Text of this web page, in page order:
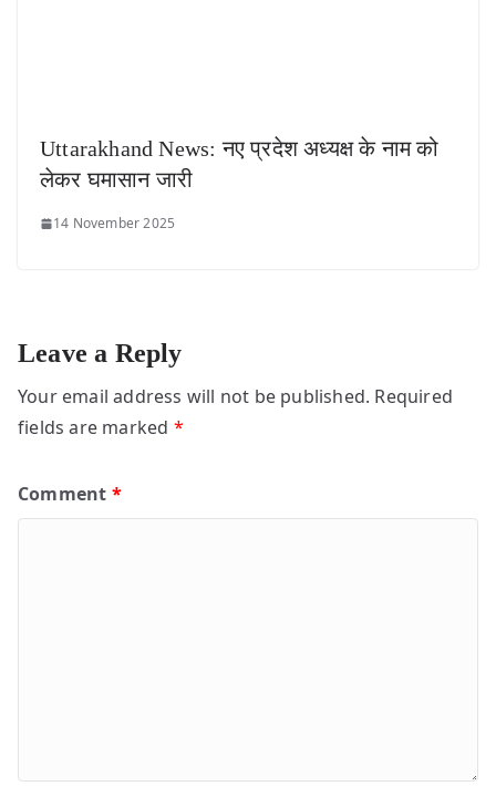
Uttarakhand News: नए प्रदेश अध्यक्ष के नाम को
लेकर घमासान जारी
14 November 2025
Leave a Reply
Your email address will not be published. Required
fields are marked *
Comment *